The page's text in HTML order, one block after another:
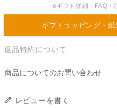
eギフト詳細・FAQ・
ギフトラッピング・
返品特約について
商品についてのお問い合わせ
レビューを書く